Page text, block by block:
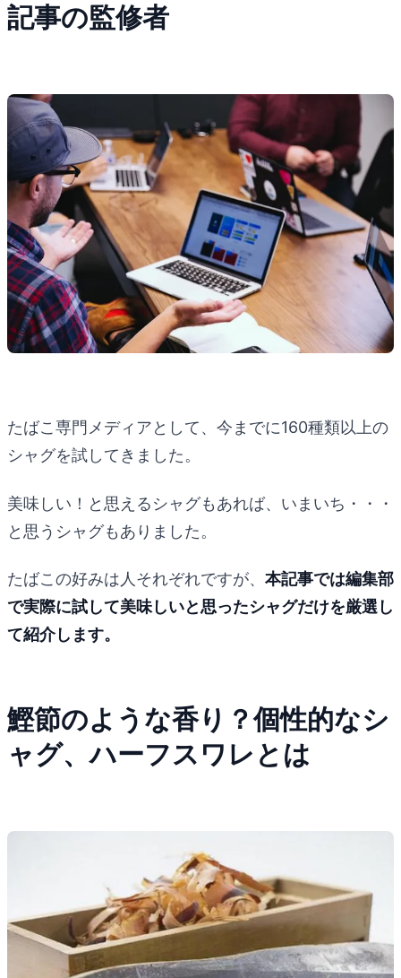
記事の監修者
たばこ専門メディアとして、今までに160種類以上の
シャグを試してきました。
美味しい！と思えるシャグもあれば、いまいち・・・
と思うシャグもありました。
たばこの好みは人それぞれですが、 本記事では編集部
で実際に試して美味しいと思ったシャグだけを厳選し
て紹介します。
鰹節のような香り？個性的なシ
ャグ、ハーフスワレとは